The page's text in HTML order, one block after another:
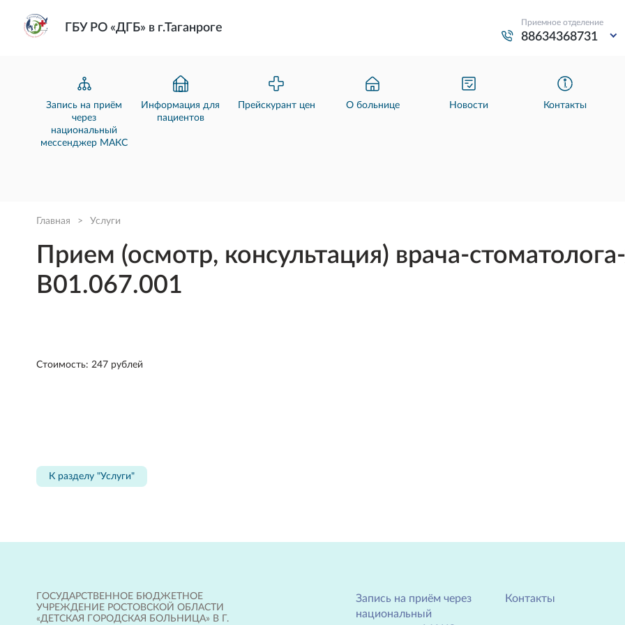
Запись на приём
через
национальный
мессенджер МАКС
Информация для
пациентов
Прейскурант цен О больнице Новости Контакты
Главная > Услуги
Прием (осмотр, консультация) врача-
B01.067.001
Стоимость: 247 рублей
К разделу "Услуги"
ГБУ РО «ДГБ» в г.Таганроге Приемное отделение
88634368731
ГОСУДАРСТВЕННОЕ БЮДЖЕТНОЕ
УЧРЕЖДЕНИЕ РОСТОВСКОЙ ОБЛАСТИ
«ДЕТСКАЯ ГОРОДСКАЯ БОЛЬНИЦА» В Г.
Запись на приём через
национальный
Контакты